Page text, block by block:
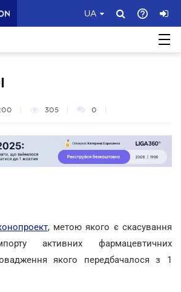
UA
305 0
, метою якого є скасування
активних фармацевтичних
якого передбачалося з 1